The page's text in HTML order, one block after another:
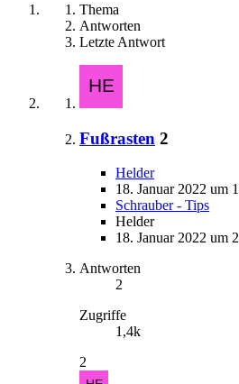
Thema
Antworten
Letzte Antwort
Fußrasten 2
Helder
18. Januar 2022 um
Schrauber - Tips
Helder
18. Januar 2022 um
Antworten
2
Zugriffe
1,4k
2